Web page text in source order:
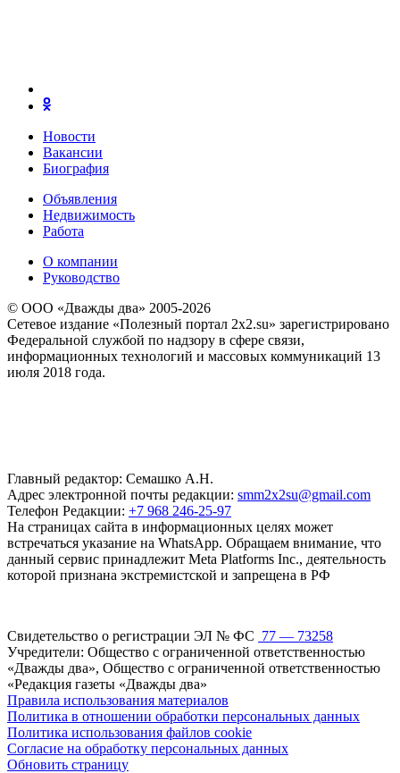
Новости
Вакансии
Биография
Объявления
Недвижимость
Работа
О компании
Руководство
© ООО «Дважды два» 2005-2026
Сетевое издание «Полезный портал 2x2.su» зарегистрировано
Федеральной службой по надзору в сфере связи,
информационных технологий и массовых коммуникаций 13
июля 2018 года.
Главный редактор: Семашко А.Н.
Адрес электронной почты редакции: smm2x2su@gmail.com
Телефон Редакции: +7 968 246-25-97
На страницах сайта в информационных целях может
встречаться указание на WhatsApp. Обращаем внимание, что
данный сервис принадлежит Meta Platforms Inc., деятельность
которой признана экстремистской и запрещена в РФ
Свидетельство о регистрации ЭЛ № ФС 77 — 73258
Учредители: Общество с ограниченной ответственностью
«Дважды два», Общество с ограниченной ответственностью
«Редакция газеты «Дважды два»
Правила использования материалов
Политика в отношении обработки персональных данных
Политика использования файлов cookie
Согласие на обработку персональных данных
Обновить страницу